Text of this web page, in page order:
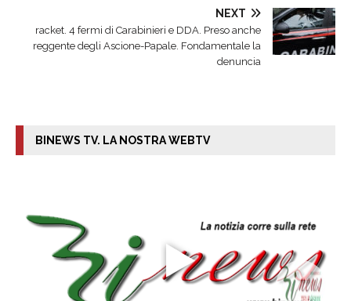
NEXT
racket. 4 fermi di Carabinieri e DDA. Preso anche
reggente degli Ascione-Papale. Fondamentale la
denuncia
BINEWS TV. LA NOSTRA WEBTV